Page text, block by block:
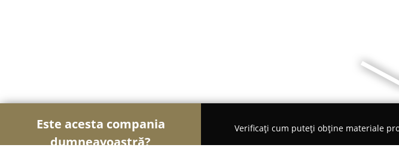
Este acesta compania
dumneavoastră?
Verificați cum puteți obține materiale